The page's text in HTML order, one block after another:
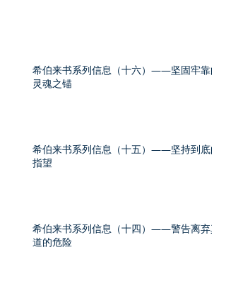
希伯来书系列信息（十六）——坚固牢靠的
灵魂之锚
希伯来书系列信息（十五）——坚持到底的
指望
希伯来书系列信息（十四）——警告离弃真
道的危险